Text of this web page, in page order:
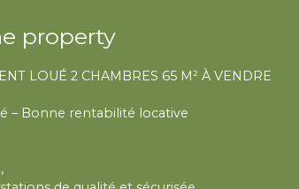
property
LOUÉ 2 CHAMBRES 65 M² À VENDRE
– Bonne rentabilité locative